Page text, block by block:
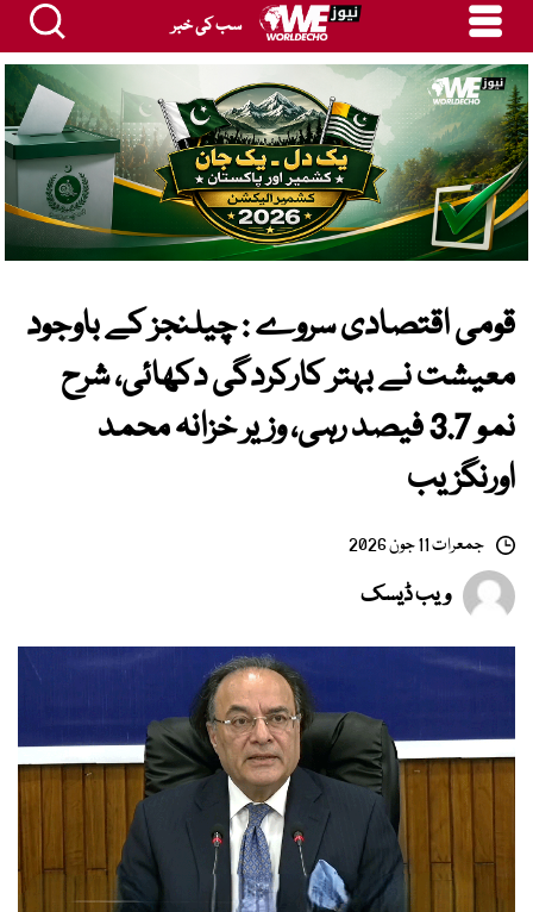
سب کی خبر
قومی اقتصادی سروے : چیلنجز کے باوجود
معیشت نے بہتر کارکردگی دکھائی، شرح
نمو 3.7 فیصد رہی، وزیر خزانہ محمد
اورنگزیب
جمعرات 11 جون 2026
ویب ڈیسک